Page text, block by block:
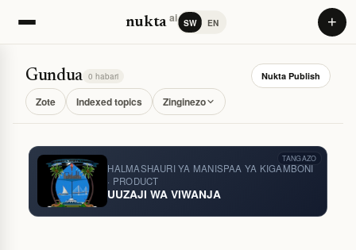
nuktaai SW EN +
Gundua 0 habari Nukta Publish
Zote Indexed topics Zinginezo
HALMASHAURI YA MANISPAA YA KIGAMBONI
· PRODUCT
UUZAJI WA VIWANJA
TANGAZO